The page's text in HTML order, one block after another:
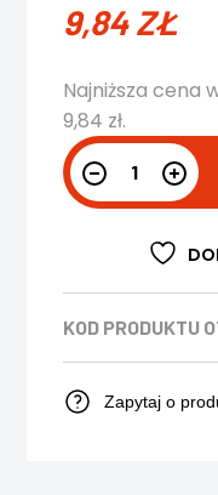
9,84ZŁ
Najniższa cena
9,84 zł.
KOD PRODUKTU
Zapytaj o